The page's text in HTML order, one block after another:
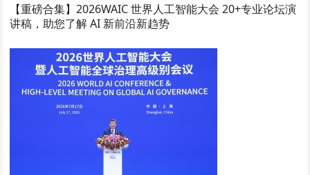
【重磅合集】2026WAIC 世界人工智能大会 20+专业论坛演
讲稿，助您了解 AI 新前沿新趋势